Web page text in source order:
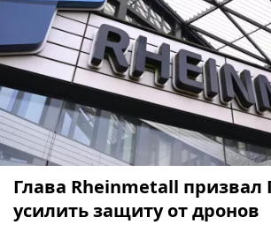
Глава Rheinmetall
усилить защиту от дронов